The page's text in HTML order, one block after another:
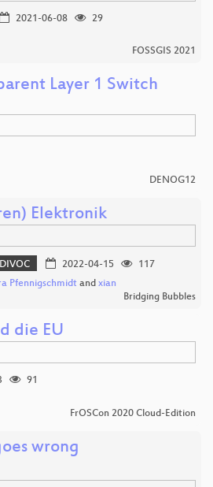
2021-06-08
29
FOSSGIS 2021
Layer 1 Switch
DENOG12
Elektronik
DIVOC 2022-04-15
117
Pfennigschmidt and xian
Bridging Bubbles
die EU
91
FrOSCon 2020 Cloud-Edition
wrong